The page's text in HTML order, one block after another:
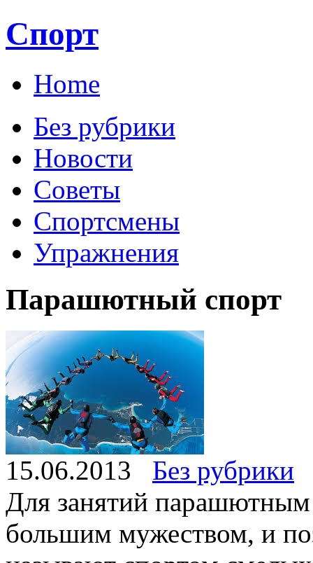
Спорт
Home
Без рубрики
Новости
Советы
Спортсмены
Упражнения
Парашютный спорт
15.06.2013
Без рубрики
Для занятий парашютным
большим мужеством, и